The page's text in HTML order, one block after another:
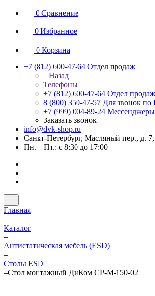
0 Сравнение
0 Избранное
0 Корзина
+7 (812) 600-47-64 Отдел продаж
Назад
Телефоны
+7 (812) 600-47-64 Отдел продаж
8 (800) 350-47-57 Для звонок по
+7 (999) 004-89-24 Мессенджеры
Заказать звонок
info@dvk-shop.ru
Санкт-Петербург, Масляный пер., д.
Пн. – Пт.: с 8:30 до 17:00
Главная
–
Каталог
–
Антистатическая мебель (ESD)
–
Столы ESD
–Стол монтажный ДиКом СР-М-150-02